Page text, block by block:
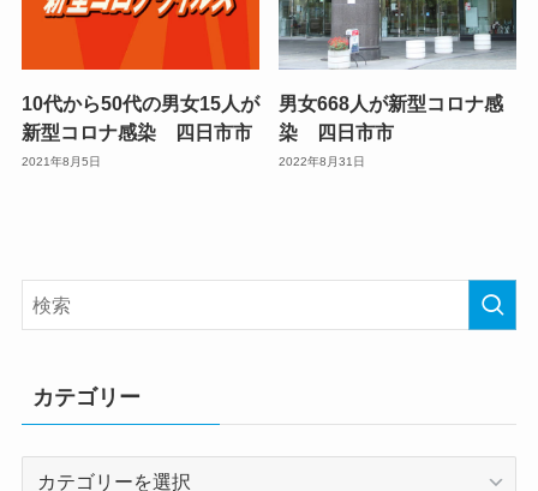
10代から50代の男女15人が
新型コロナ感染 四日市市
2021年8月5日
男女668人が新型コロナ感
染 四日市市
2022年8月31日
カテゴリー